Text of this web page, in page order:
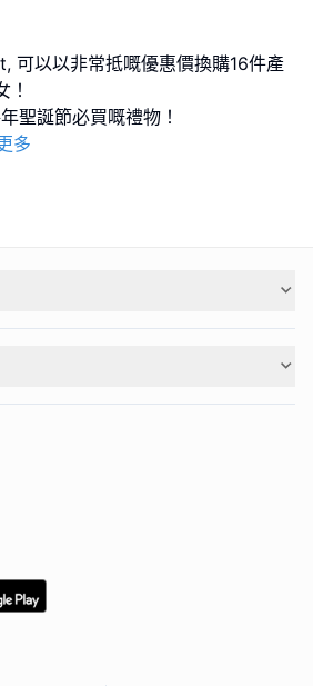
可以以非常抵嘅優惠價換購16件產
！
聖誕節必買嘅禮物！
多